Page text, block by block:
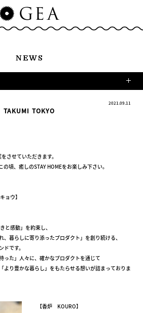
NEWS
2021.09.11
TAKUMI TOKYO
させていただきます。
頃、癒しのSTAY HOMEをお楽しみ下さい。
ョウ】
と感動」を約束し、
暮らしに寄り添ったプロダクト」を創り続ける、
です。
った」人々に、確かなプロダクトを通じて
より豊かな暮らし」をもたらせる想いが詰まっておりま
【香炉 KOURO】